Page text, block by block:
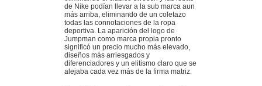
de Nike podían llevar a la sub marca aun
más arriba, eliminando de un coletazo
todas las connotaciones de la ropa
deportiva. La aparición del logo de
Jumpman como marca propia pronto
significó un precio mucho más elevado,
diseños más arriesgados y
diferenciadores y un elitismo claro que se
alejaba cada vez más de la firma matriz.